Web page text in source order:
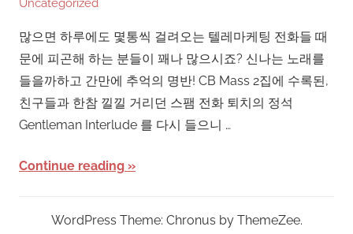
Uncategorized
많으면 하루에도 몇통씩 걸려오는 텔레마케팅 전화들 때
문에 피곤해 하는 분들이 꽤나 많으시죠? 신나는 노래를
들을까하고 간만에 추억의 명반! CB Mass 2집에 수록된,
친구들과 한참 낄낄 거리던 스팸 전화 퇴치의 정석
Gentleman Interlude 를 다시 들으니 …
Continue reading
WordPress Theme: Chronus by ThemeZee.